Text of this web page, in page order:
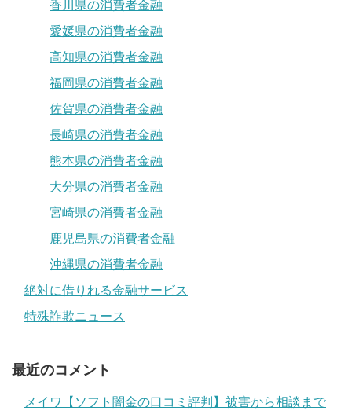
香川県の消費者金融
愛媛県の消費者金融
高知県の消費者金融
福岡県の消費者金融
佐賀県の消費者金融
長崎県の消費者金融
熊本県の消費者金融
大分県の消費者金融
宮崎県の消費者金融
鹿児島県の消費者金融
沖縄県の消費者金融
絶対に借りれる金融サービス
特殊詐欺ニュース
最近のコメント
メイワ【ソフト闇金の口コミ評判】被害から相談まで